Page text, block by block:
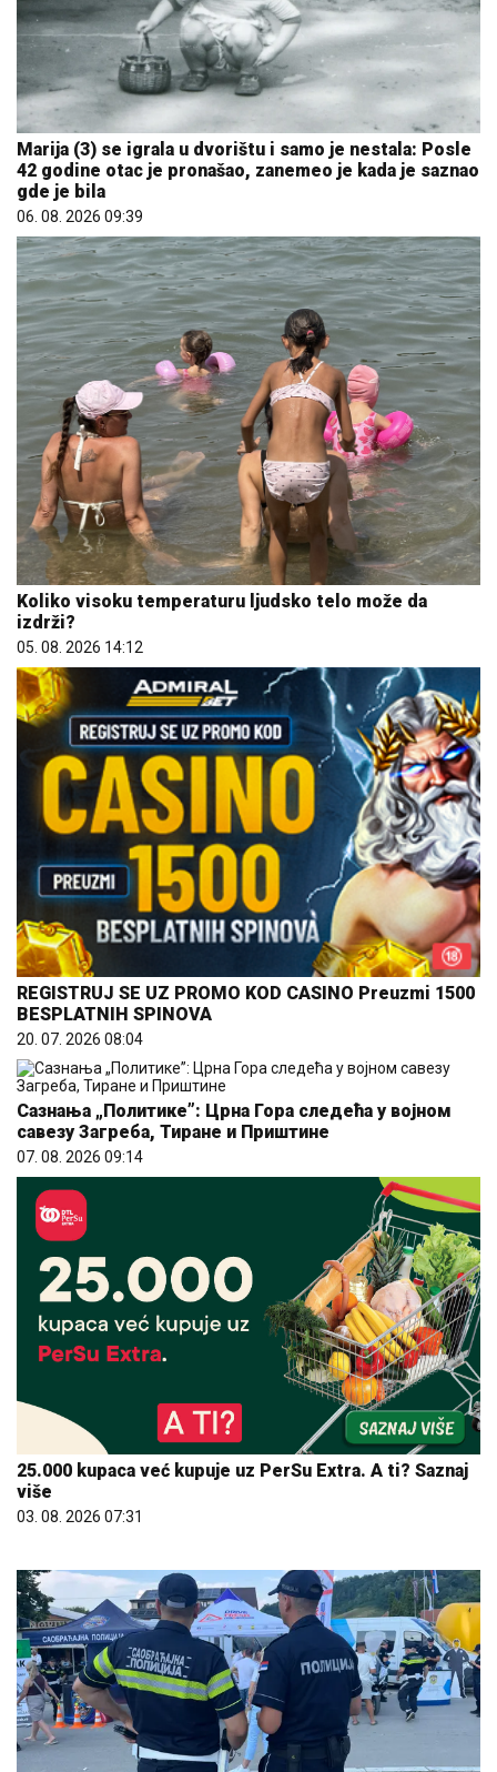
Marija (3) se igrala u dvorištu i samo je nestala: Posle
42 godine otac je pronašao, zanemeo je kada je saznao
gde je bila
06. 08. 2026 09:39
Koliko visoku temperaturu ljudsko telo može da
izdrži?
05. 08. 2026 14:12
REGISTRUJ SE UZ PROMO KOD CASINO Preuzmi 1500
BESPLATNIH SPINOVA
20. 07. 2026 08:04
Сазнања „Политике”: Црна Гора следећа у војном
савезу Загреба, Тиране и Приштине
07. 08. 2026 09:14
25.000 kupaca već kupuje uz PerSu Extra. A ti? Saznaj
više
03. 08. 2026 07:31